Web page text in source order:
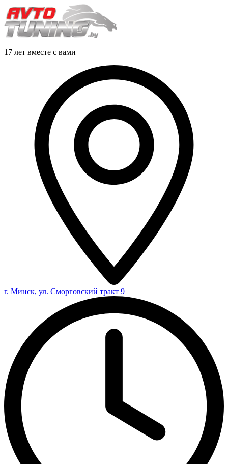
17 лет вместе с вами
г. Минск, ул. Сморговский тракт 9